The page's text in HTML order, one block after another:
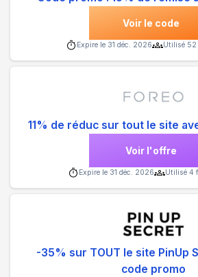
Voir le code
Expire le 31 déc. 2026 Utilisé 52
11% de réduc sur tout le site
Voir l'offre
Expire le 31 déc. 2026 Utilisé 4
-35% sur TOUT le site PinUp
code promo